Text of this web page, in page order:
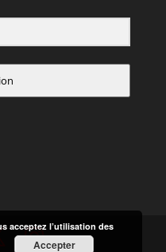
acceptez l’utilisation des
Accepter